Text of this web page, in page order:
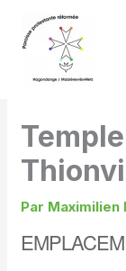
contenu
Par Maximilien